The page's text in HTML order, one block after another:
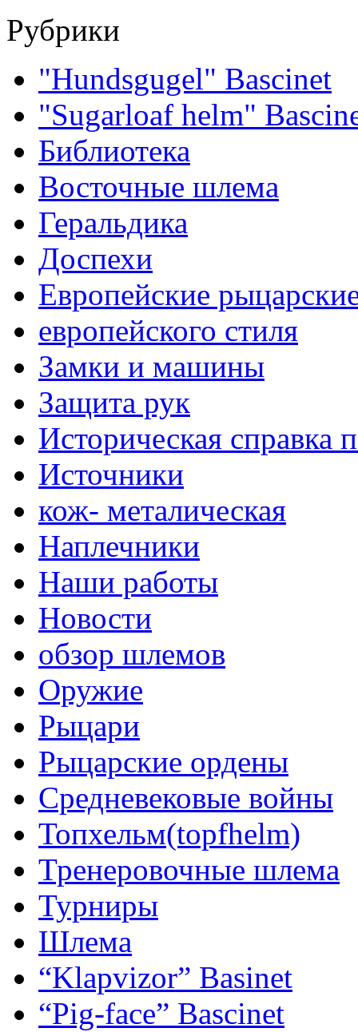
Рубрики
"Hundsgugel" Bascinet
"Sugarloaf helm"
Библиотека
Восточные шлема
Геральдика
Доспехи
Европейские
европейского стиля
Замки и машины
Защита рук
Историческая справка
Источники
кож- металическая
Наплечники
Наши работы
Новости
обзор шлемов
Оружие
Рыцари
Рыцарские ордены
Средневековые войны
Топхельм(topfhelm)
Тренеровочные шлема
Турниры
Шлема
“Klapvizor” Basinet
“Pig-face” Bascinet